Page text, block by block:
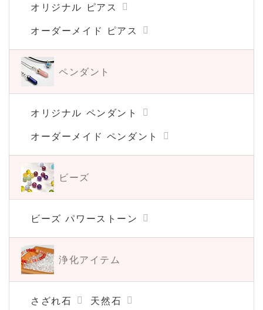
オリジナル ピアス
オーダーメイド ピアス
ペンダント
オリジナル ペンダント
オーダーメイド ペンダント
ビーズ
ビーズ パワーストーン
浄化アイテム
さざれ石 天然石